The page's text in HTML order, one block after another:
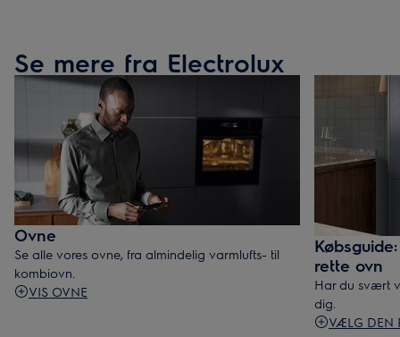
Se mere fra Electrolux
Ovne
Se alle vores ovne, fra almindelig varmlufts- til
kombiovn.
VIS OVNE
rette ovn
Har du svært
dig.
VÆLG DEN